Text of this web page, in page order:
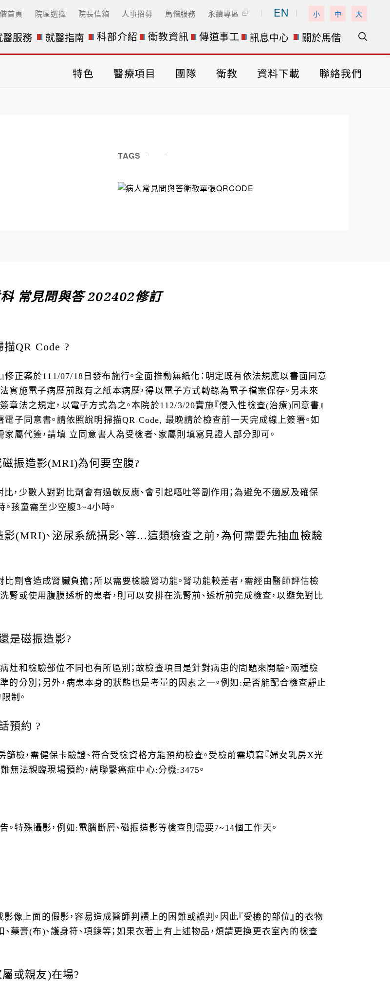
首頁 院區選擇 院長信箱 人事招募 馬偕服務 永續專區 EN 小 中 大
醫服務 就醫指南 科部介紹 衛教資訊 傳道事工 訊息中心 關於馬偕
特色 醫療項目 團隊 衛教 資料下載 聯絡我們
TAGS
常見問與答 202402修訂
QR Code ?
正案於111/07/18日發布施行。全面推動無紙化：明定既有依法規應以書面同意
實施電子病歷前既有之紙本病歷，得以電子方式轉錄為電子檔案保存。另未來
法之規定，以電子方式為之。本院於112/3/20實施『侵入性檢查(治療)同意書』
子同意書。請依照說明掃描QR Code, 最晚請於檢查前一天完成線上簽署。如
屬代簽，請填 立同意書人為受檢者、家屬則填寫見證人部分即可。
振造影(MRI)為何要空腹?
，少數人對對比劑會有過敏反應、會引起嘔吐等副作用；為避免不適感及確保
孩童需至少空腹3~4小時。
(MRI)、泌尿系統攝影、等...這類檢查之前，為何需要先抽血檢驗
劑會造成腎臟負擔；所以需要檢驗腎功能。腎功能較差者，需經由醫師評估檢
腎或使用腹膜透析的患者，則可以安排在洗腎前、透析前完成檢查，以避免對比
是磁振造影?
灶和檢驗部位不同也有所區別；故檢查項目是針對病患的問題來開驗。兩種檢
的分別；另外，病患本身的狀態也是考量的因素之一。例如:是否能配合檢查靜止
制。
預約 ?
檢，需健保卡驗證、符合受檢資格方能預約檢查。受檢前需填寫『婦女乳房X光
無法親臨現場預約，請聯繫癌症中心:分機:3475。
特殊攝影，例如:電腦斷層、磁振造影等檢查則需要7~14個工作天。
像上面的假影，容易造成醫師判讀上的困難或誤判。因此『受檢的部位』的衣物
、藥膏(布)、護身符、項鍊等；如果衣著上有上述物品，煩請更換更衣室內的檢查
或親友)在場?